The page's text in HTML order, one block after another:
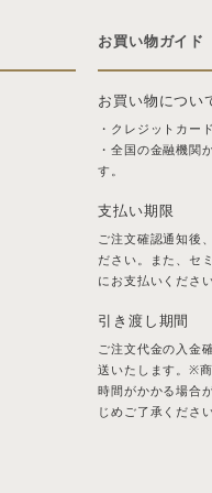
お買い物ガイド
お買い物につい
・クレジットカー
・全国の金融機関
す。
支払い期限
ご注文確認通知後
ださい。また、セ
にお支払いください
引き渡し期間
ご注文代金の入金
送いたします。※
時間がかかる場合
じめご了承くださ